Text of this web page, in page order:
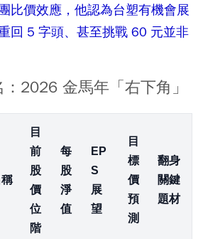
比價效應，他認為台塑有機會展
回 5 字頭、甚至挑戰 60 元並非
2026 金馬年「右下角」
目
前
股
價
位
階
每
股
淨
值
EP
S
展
望
目
標
價
預
測
翻身
關鍵
題材